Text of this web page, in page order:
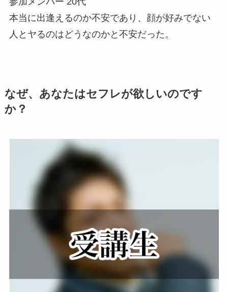
本当に出逢えるのか不安であり、顔が好みでない
人とヤるのはどうなのかと不安だった。
なぜ、あなたはセフレが欲しいのです
か？